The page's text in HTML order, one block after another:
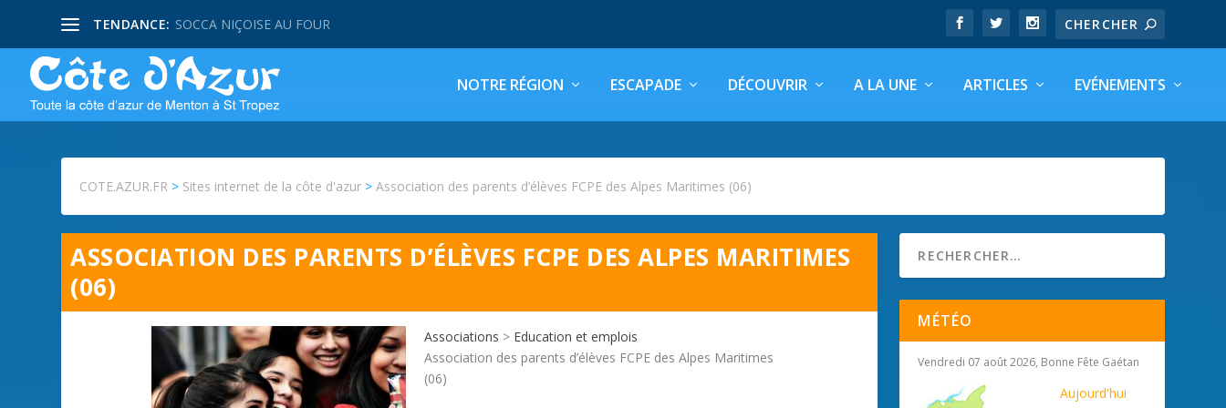
TENDANCE: SOCCA NIÇOISE AU FOUR
NOTRE RÉGION ESCAPADE DÉCOUVRIR A LA UNE ARTICLES EVÉNEMENTS
COTE.AZUR.FR > Sites internet de la côte d'azur >Association des parents d’élèves FCPE des Alpes Maritimes (06)
ASSOCIATION DES PARENTS D’ÉLÈVES FCPE DES ALPES MARITIMES
(06)
Associations > Education et emplois
Association des parents d’élèves FCPE des Alpes Maritimes
(06)
MÉTÉO
Vendredi 07 août 2026, Bonne Fête Gaétan
Aujourd'hui